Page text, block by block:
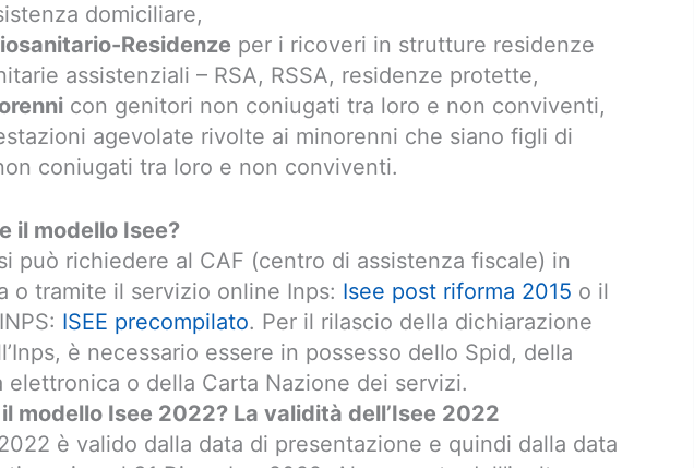
domiciliare,
Residenze per i ricoveri in strutture residenze
assistenziali – RSA, RSSA, residenze protette,
con genitori non coniugati tra loro e non conviventi,
agevolate rivolte ai minorenni che siano figli di
coniugati tra loro e non conviventi.
il modello Isee?
può richiedere al CAF (centro di assistenza fiscale) in
o tramite il servizio online Inps: Isee post riforma 2015 o il
ISEE precompilato. Per il rilascio della dichiarazione
è necessario essere in possesso dello Spid, della
elettronica o della Carta Nazione dei servizi.
modello Isee 2022? La validità dell’Isee 2022
è valido dalla data di presentazione e quindi dalla data